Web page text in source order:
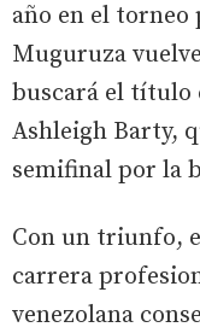
año en el
Muguruza
buscará el título
Ashleigh Barty,
semifinal por la
Con un triunfo,
carrera
venezolana